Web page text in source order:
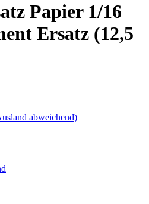
Papier 1/16
Ersatz (12,5
abweichend)